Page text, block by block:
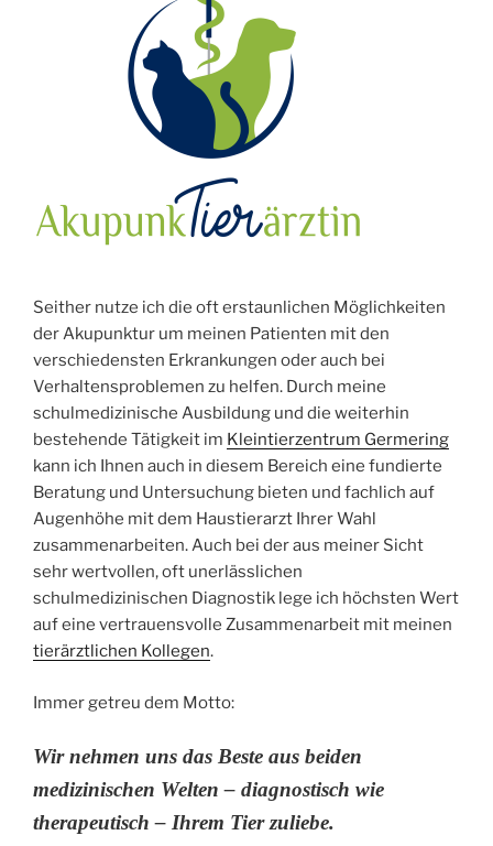
Seither nutze ich die oft erstaunlichen Möglichkeiten
der Akupunktur um meinen Patienten mit den
verschiedensten Erkrankungen oder auch bei
Verhaltensproblemen zu helfen. Durch meine
schulmedizinische Ausbildung und die weiterhin
bestehende Tätigkeit im Kleintierzentrum Germering
kann ich Ihnen auch in diesem Bereich eine fundierte
Beratung und Untersuchung bieten und fachlich auf
Augenhöhe mit dem Haustierarzt Ihrer Wahl
zusammenarbeiten. Auch bei der aus meiner Sicht
sehr wertvollen, oft unerlässlichen
schulmedizinischen Diagnostik lege ich höchsten Wert
auf eine vertrauensvolle Zusammenarbeit mit meinen
tierärztlichen Kollegen.
Immer getreu dem Motto:
Wir nehmen uns das Beste aus beiden
medizinischen Welten – diagnostisch wie
therapeutisch – Ihrem Tier zuliebe.